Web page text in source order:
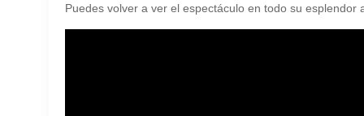
Puedes volver a ver el espectáculo en todo su esplendor